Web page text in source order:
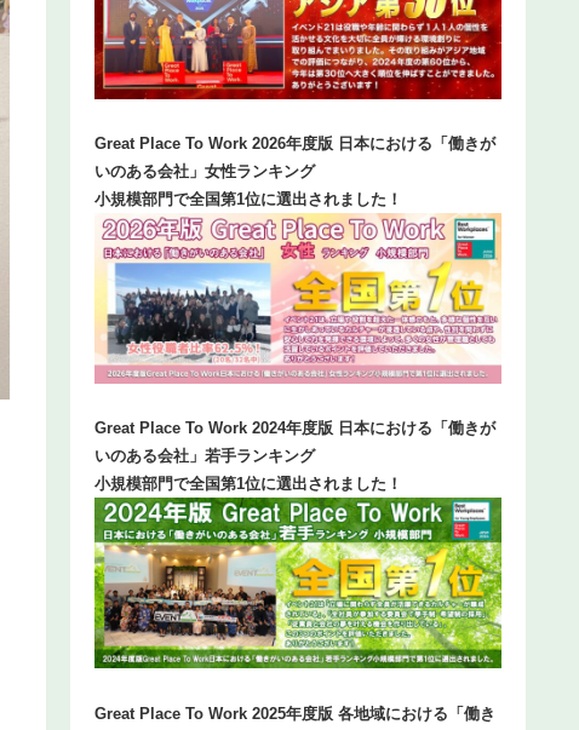
Great Place To Work 2026年度版 日本における「働きが
いのある会社」女性ランキング
小規模部門で全国第1位に選出されました！
Great Place To Work 2024年度版 日本における「働きが
いのある会社」若手ランキング
小規模部門で全国第1位に選出されました！
Great Place To Work 2025年度版 各地域における「働き